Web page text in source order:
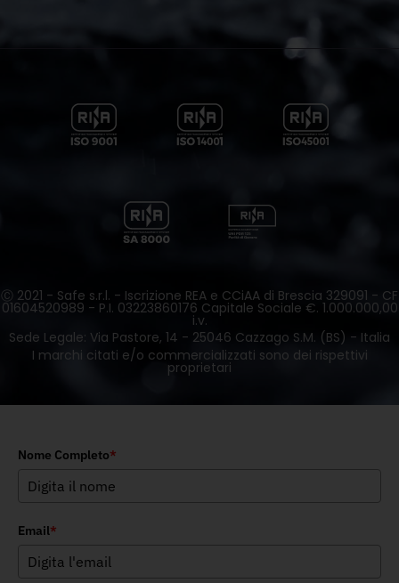
Ⓒ 2021 - Safe s.r.l. - Iscrizione REA e CCiAA di Brescia 329091 - CF
01604520989 - P.I. 03223860176 Capitale Sociale €. 1.000.000,00
i.v.
Sede Legale: Via Pastore, 14 - 25046 Cazzago S.M. (BS) - Italia
I marchi citati e/o commercializzati sono dei rispettivi
proprietari
Nome Completo*
Email*